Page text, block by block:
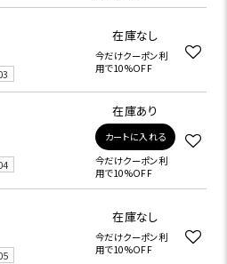
在庫なし
今だけクーポン利
用で10%OFF
在庫あり
カートに入れる
今だけクーポン利
用で10%OFF
在庫なし
今だけクーポン利
用で10%OFF